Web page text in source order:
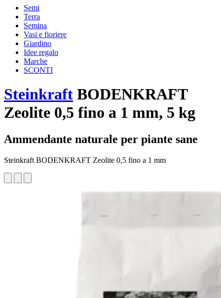
Semi
Terra
Semina
Vasi e fioriere
Giardino
Idee regalo
Marche
SCONTI
Steinkraft BODENKRAFT
Zeolite 0,5 fino a 1 mm, 5 kg
Ammendante naturale per piante sane
Steinkraft BODENKRAFT Zeolite 0,5 fino a 1 mm